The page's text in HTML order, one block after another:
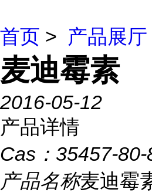
首页 > 产品展厅
麦迪霉素
2016-05-12
产品详情
Cas： 35457-80-
产品名称麦迪霉